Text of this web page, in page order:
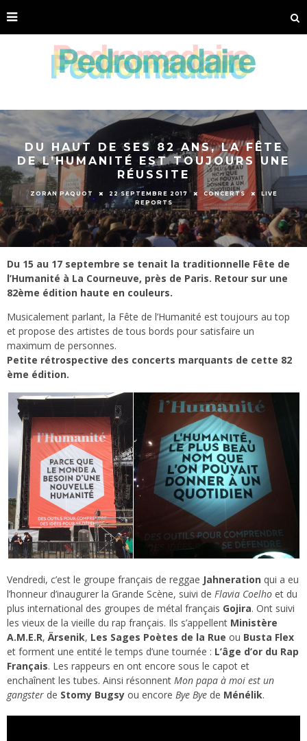
DU HAUT DE SES 82 ANS, LA FÊTE
DE L’HUMANITÉ EST TOUJOURS UNE
RÉUSSITE
ZORAN PAQUOT 22 SEPTEMBRE 2017 CONCERTS
LIVE
REPORTS
Du 15 au 17 septembre se tenait la traditionnelle Fête de
l’Humanité à La Courneuve, près de Paris. Retour sur une
82ème édition haute en couleurs.
Musicalement parlant, la Fête de l’Humanité est toujours au top
et propose des artistes de tous bords pour satisfaire un
maximum de personnes.
Petite rétrospective des concerts marquants de cette 82
ème édition.
Vendredi, c’est le groupe français de reggae Jahneration qui a eu
l’honneur d’inaugurer la Grande Scène, suivi de Flavia Coelho et du
plus international des groupes de métal français Gojira. Ont suivi
les vieux de la vieille du rap français. Ils s’appellent Ministère
A.M.E.R,Ärsenik, Les Sages Poètes de la Rue ou Busta Flex
et forment une entité le temps d’une tournée : L’âge d’or du Rap
Français. Les rappeurs en ont encore sous le capot et
enchaînent les tubes. Ainsi résonnent Mon papa à moi est un
gangster de Stomy Bugsy ou encore Bye Bye de Ménélik.